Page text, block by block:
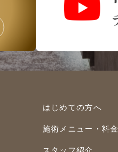
はじめての方へ
施術メニュー・料金
スタッフ紹介